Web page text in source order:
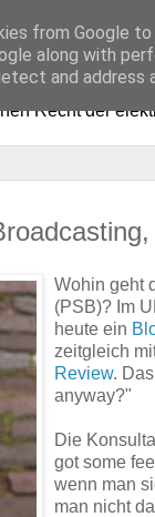
Recht der
Wohin geht
(PSB)? Im
heute ein
zeitgleich
Review.
anyway?"
Die
got some
wenn man
man nicht
from Google
along with
and address